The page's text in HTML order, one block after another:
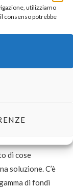
utilizziamo
consenso potrebbe
foodblogger
di cose
soluzione. C’è
di fondi